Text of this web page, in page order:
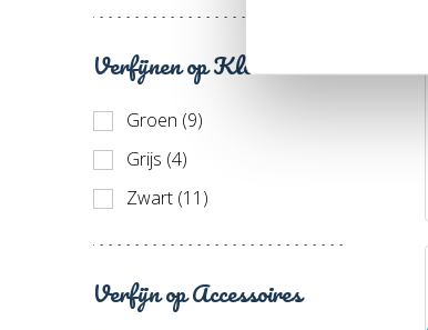
() 520 x 345 cm (2)
Verfijnen op Kleur
Groen (9)
Grijs (4)
Zwart (11)
Verfijn op Accessoires